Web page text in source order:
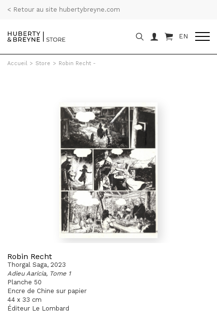
< Retour au site hubertybreyne.com
EN
Accueil > Store > Robin Recht -
Robin Recht
Thorgal Saga, 2023
Adieu Aaricia, Tome 1
Planche 50
Encre de Chine sur papier
44 x 33 cm
Éditeur Le Lombard